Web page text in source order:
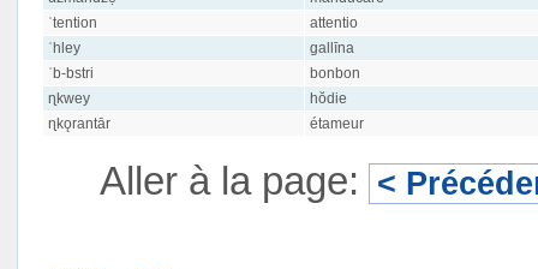
ʿtention
attentio
ʿhley
gallīna
ʾb-bstri
bonbon
ɳkwey
hŏdie
ɳkǫrantār
étameur
Aller à la page: <